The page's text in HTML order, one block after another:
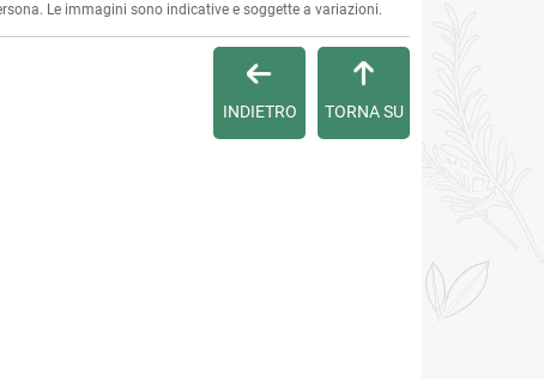
Le immagini sono indicative e soggette a variazioni.
TORNA SU
INDIETRO